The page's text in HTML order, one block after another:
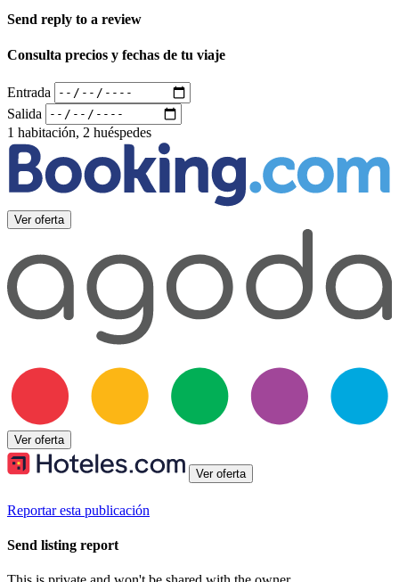
Send reply to a review
Consulta precios y fechas de tu viaje
Entrada
Salida
1 habitación, 2 huéspedes
Ver oferta
Ver oferta
Ver oferta
Reportar esta publicación
Send listing report